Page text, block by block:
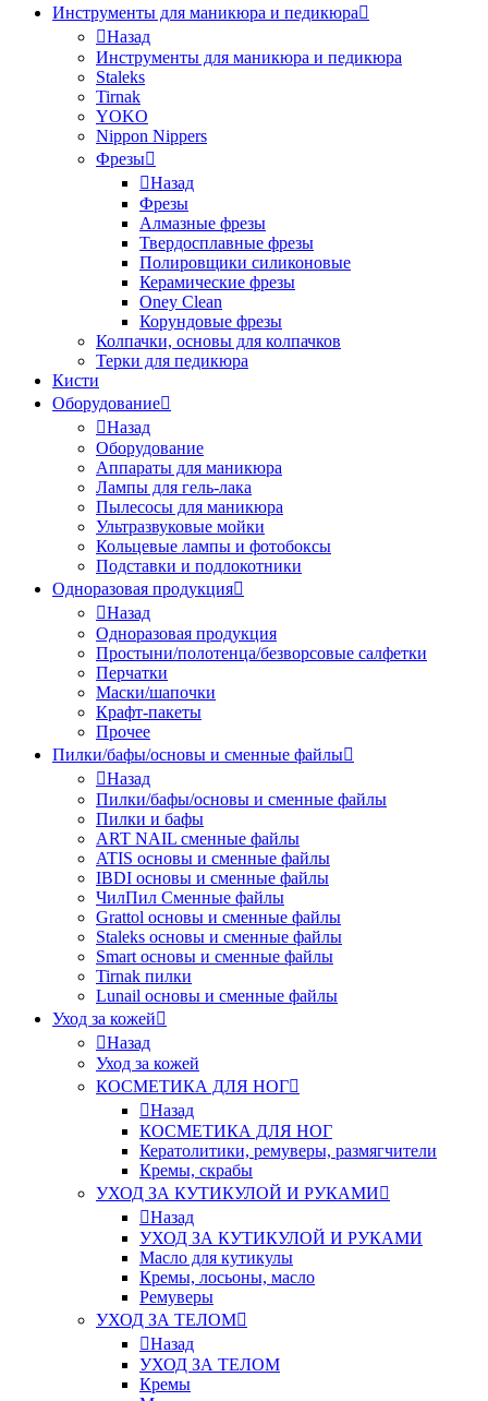
Инструменты для маникюра и педикюра
Назад
Инструменты для маникюра и педикюра
Staleks
Tirnak
YOKO
Nippon Nippers
Фрезы
Назад
Фрезы
Алмазные фрезы
Твердосплавные фрезы
Полировщики силиконовые
Керамические фрезы
Oney Clean
Корундовые фрезы
Колпачки, основы для колпачков
Терки для педикюра
Кисти
Оборудование
Назад
Оборудование
Аппараты для маникюра
Лампы для гель-лака
Пылесосы для маникюра
Ультразвуковые мойки
Кольцевые лампы и фотобоксы
Подставки и подлокотники
Одноразовая продукция
Назад
Одноразовая продукция
Простыни/полотенца/безворсовые салфетки
Перчатки
Маски/шапочки
Крафт-пакеты
Прочее
Пилки/бафы/основы и сменные файлы
Назад
Пилки/бафы/основы и сменные файлы
Пилки и бафы
ART NAIL сменные файлы
ATIS основы и сменные файлы
IBDI основы и сменные файлы
ЧилПил Сменные файлы
Grattol основы и сменные файлы
Staleks основы и сменные файлы
Smart основы и сменные файлы
Tirnak пилки
Lunail основы и сменные файлы
Уход за кожей
Назад
Уход за кожей
КОСМЕТИКА ДЛЯ НОГ
Назад
КОСМЕТИКА ДЛЯ НОГ
Кератолитики, ремуверы, размягчители
Кремы, скрабы
УХОД ЗА КУТИКУЛОЙ И РУКАМИ
Назад
УХОД ЗА КУТИКУЛОЙ И РУКАМИ
Масло для кутикулы
Кремы, лосьоны, масло
Ремуверы
УХОД ЗА ТЕЛОМ
Назад
УХОД ЗА ТЕЛОМ
Кремы